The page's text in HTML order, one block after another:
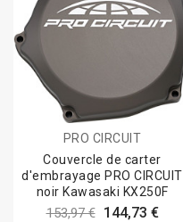
PRO CIRCUIT
Couvercle de carter
d'embrayage PRO CIRCUIT
noir Kawasaki KX250F
153,97 € 144,73 €